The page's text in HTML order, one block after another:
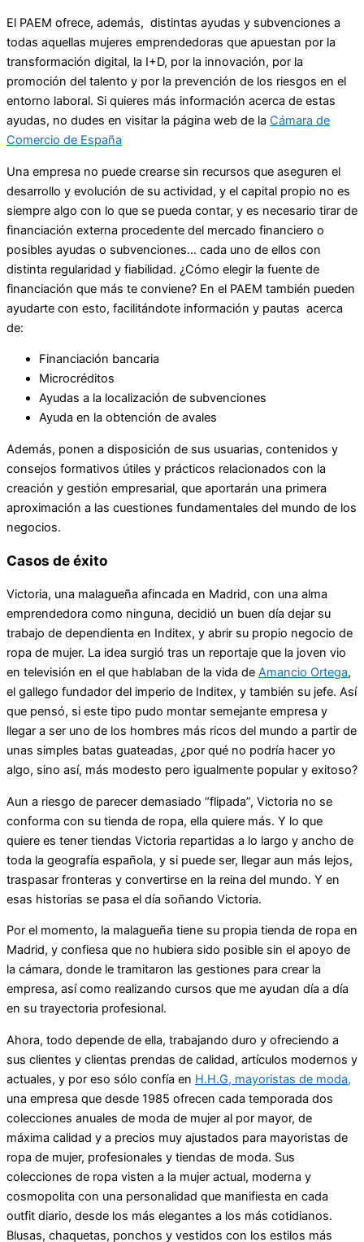
El PAEM ofrece, además, distintas ayudas y subvenciones a
todas aquellas mujeres emprendedoras que apuestan por la
transformación digital, la I+D, por la innovación, por la
promoción del talento y por la prevención de los riesgos en el
entorno laboral. Si quieres más información acerca de estas
ayudas, no dudes en visitar la página web de la Cámara de
Comercio de España
Una empresa no puede crearse sin recursos que aseguren el
desarrollo y evolución de su actividad, y el capital propio no es
siempre algo con lo que se pueda contar, y es necesario tirar de
financiación externa procedente del mercado financiero o
posibles ayudas o subvenciones… cada uno de ellos con
distinta regularidad y fiabilidad. ¿Cómo elegir la fuente de
financiación que más te conviene? En el PAEM también pueden
ayudarte con esto, facilitándote información y pautas acerca
de:
Financiación bancaria
Microcréditos
Ayudas a la localización de subvenciones
Ayuda en la obtención de avales
Además, ponen a disposición de sus usuarias, contenidos y
consejos formativos útiles y prácticos relacionados con la
creación y gestión empresarial, que aportarán una primera
aproximación a las cuestiones fundamentales del mundo de los
negocios.
Casos de éxito
Victoria, una malagueña afincada en Madrid, con una alma
emprendedora como ninguna, decidió un buen día dejar su
trabajo de dependienta en Inditex, y abrir su propio negocio de
ropa de mujer. La idea surgió tras un reportaje que la joven vio
en televisión en el que hablaban de la vida de Amancio Ortega,
el gallego fundador del imperio de Inditex, y también su jefe. Así
que pensó, si este tipo pudo montar semejante empresa y
llegar a ser uno de los hombres más ricos del mundo a partir de
unas simples batas guateadas, ¿por qué no podría hacer yo
algo, sino así, más modesto pero igualmente popular y exitoso?
Aun a riesgo de parecer demasiado “flipada”, Victoria no se
conforma con su tienda de ropa, ella quiere más. Y lo que
quiere es tener tiendas Victoria repartidas a lo largo y ancho de
toda la geografía española, y si puede ser, llegar aun más lejos,
traspasar fronteras y convertirse en la reina del mundo. Y en
esas historias se pasa el día soñando Victoria.
Por el momento, la malagueña tiene su propia tienda de ropa en
Madrid, y confiesa que no hubiera sido posible sin el apoyo de
la cámara, donde le tramitaron las gestiones para crear la
empresa, así como realizando cursos que me ayudan día a día
en su trayectoria profesional.
Ahora, todo depende de ella, trabajando duro y ofreciendo a
sus clientes y clientas prendas de calidad, artículos modernos y
actuales, y por eso sólo confía en H.H.G, mayoristas de moda,
una empresa que desde 1985 ofrecen cada temporada dos
colecciones anuales de moda de mujer al por mayor, de
máxima calidad y a precios muy ajustados para mayoristas de
ropa de mujer, profesionales y tiendas de moda. Sus
colecciones de ropa visten a la mujer actual, moderna y
cosmopolita con una personalidad que manifiesta en cada
outfit diario, desde los más elegantes a los más cotidianos.
Blusas, chaquetas, ponchos y vestidos con los estilos más